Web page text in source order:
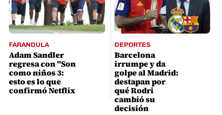
FARANDULA
Adam Sandler
regresa con "Son
como niños 3:
esto es lo que
confirmó Netflix
DEPORTES
Barcelona
irrumpe y da
golpe al Madrid:
destapan por
qué Rodri
cambió su
decisión